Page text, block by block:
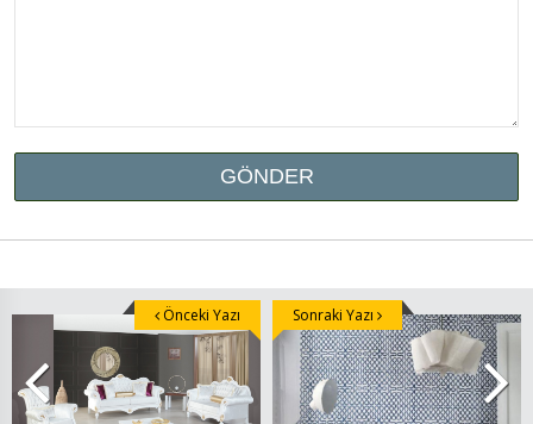
Önceki Yazı Sonraki Yazı